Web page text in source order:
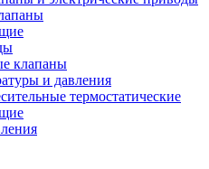
клапаны
и давления
термостатические